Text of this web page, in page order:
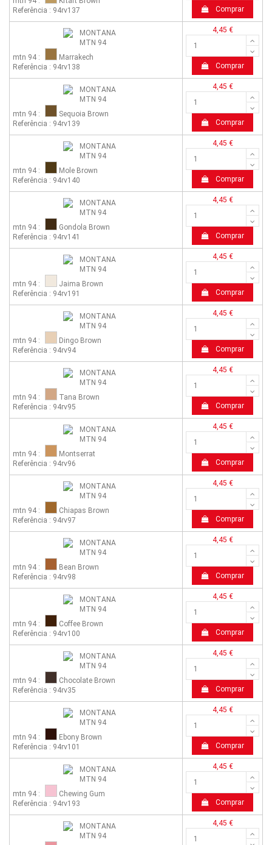
Referência : 94rv137
Comprar
mtn 94 :
Marrakech
Referência : 94rv138
4,45 €
Comprar
mtn 94 :
Sequoia Brown
Referência : 94rv139
4,45 €
Comprar
mtn 94 :
Mole Brown
Referência : 94rv140
4,45 €
Comprar
mtn 94 :
Gondola Brown
Referência : 94rv141
4,45 €
Comprar
mtn 94 :
Jaima Brown
Referência : 94rv191
4,45 €
Comprar
mtn 94 :
Dingo Brown
Referência : 94rv94
4,45 €
Comprar
mtn 94 :
Tana Brown
Referência : 94rv95
4,45 €
Comprar
mtn 94 :
Montserrat
Referência : 94rv96
4,45 €
Comprar
mtn 94 :
Chiapas Brown
Referência : 94rv97
4,45 €
Comprar
mtn 94 :
Bean Brown
Referência : 94rv98
4,45 €
Comprar
mtn 94 :
Coffee Brown
Referência : 94rv100
4,45 €
Comprar
mtn 94 :
Chocolate Brown
Referência : 94rv35
4,45 €
Comprar
mtn 94 :
Ebony Brown
Referência : 94rv101
4,45 €
Comprar
mtn 94 :
Chewing Gum
Referência : 94rv193
4,45 €
Comprar
4,45 €